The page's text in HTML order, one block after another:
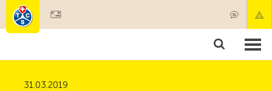
Mitgliedschaft & Leistungen
31.03.2019